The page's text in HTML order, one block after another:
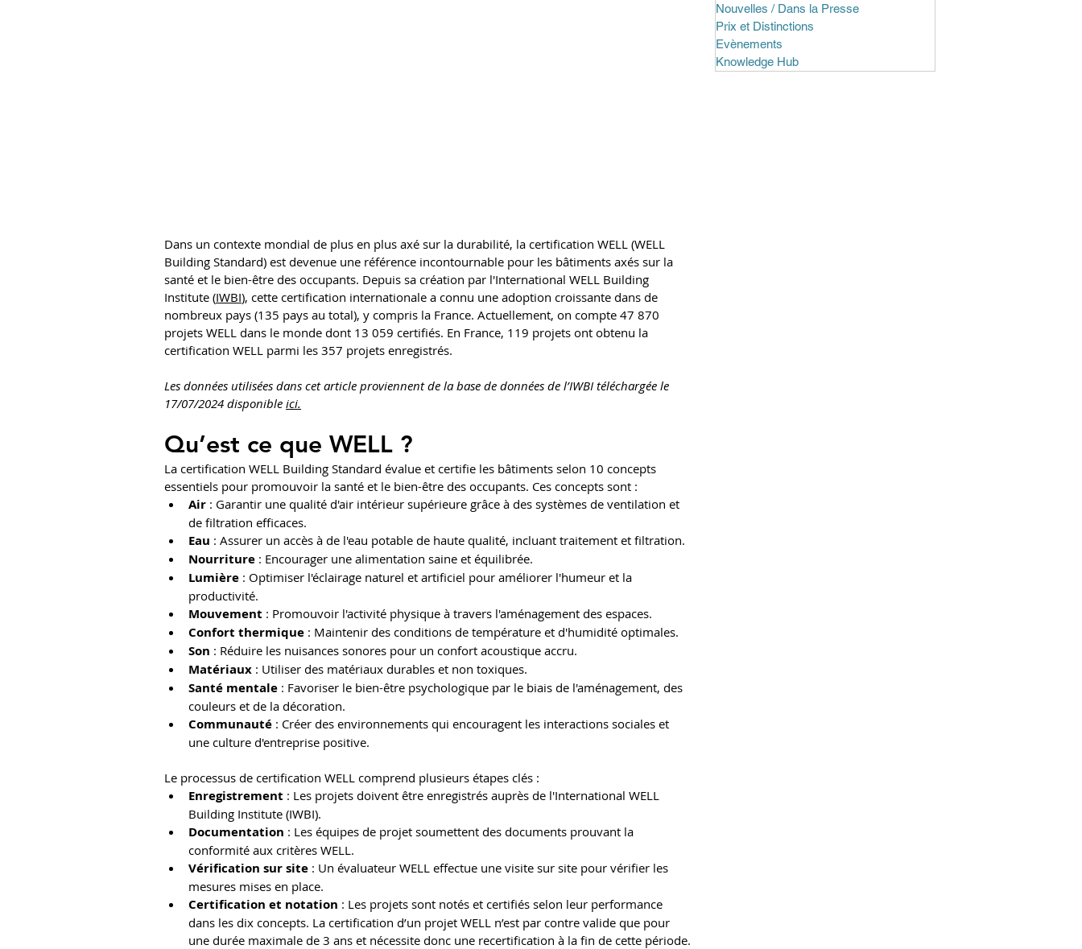
Dans un contexte mondial de plus en plus axé sur la durabilité, la certification WELL (WELL
Building Standard) est devenue une référence incontournable pour les bâtiments axés sur la
santé et le bien-être des occupants. Depuis sa création par l'International WELL Building
Institute (IWBI), cette certification internationale a connu une adoption croissante dans de
nombreux pays (135 pays au total), y compris la France. Actuellement, on compte 47 870
projets WELL dans le monde dont 13 059 certifiés. En France, 119 projets ont obtenu la
certification WELL parmi les 357 projets enregistrés.
Les données utilisées dans cet article proviennent de la base de données de l’IWBI téléchargée le
17/07/2024 disponible ici.
Qu’est ce que WELL ?
La certification WELL Building Standard évalue et certifie les bâtiments selon 10 concepts
essentiels pour promouvoir la santé et le bien-être des occupants. Ces concepts sont :
Air : Garantir une qualité d'air intérieur supérieure grâce à des systèmes de ventilation et
de filtration efficaces.
Eau : Assurer un accès à de l'eau potable de haute qualité, incluant traitement et filtration.
Nourriture : Encourager une alimentation saine et équilibrée.
Lumière : Optimiser l'éclairage naturel et artificiel pour améliorer l'humeur et la
productivité.
Mouvement : Promouvoir l'activité physique à travers l'aménagement des espaces.
Confort thermique : Maintenir des conditions de température et d'humidité optimales.
Son : Réduire les nuisances sonores pour un confort acoustique accru.
Matériaux : Utiliser des matériaux durables et non toxiques.
Santé mentale : Favoriser le bien-être psychologique par le biais de l'aménagement, des
couleurs et de la décoration.
Communauté : Créer des environnements qui encouragent les interactions sociales et
une culture d'entreprise positive.
Le processus de certification WELL comprend plusieurs étapes clés :
Enregistrement : Les projets doivent être enregistrés auprès de l'International WELL
Building Institute (IWBI).
Documentation : Les équipes de projet soumettent des documents prouvant la
conformité aux critères WELL.
Vérification sur site : Un évaluateur WELL effectue une visite sur site pour vérifier les
mesures mises en place.
Certification et notation : Les projets sont notés et certifiés selon leur performance
dans les dix concepts. La certification d’un projet WELL n’est par contre valide que pour
une durée maximale de 3 ans et nécessite donc une recertification à la fin de cette période.
Nouvelles / Dans la Presse
Prix et Distinctions
Evènements
Knowledge Hub